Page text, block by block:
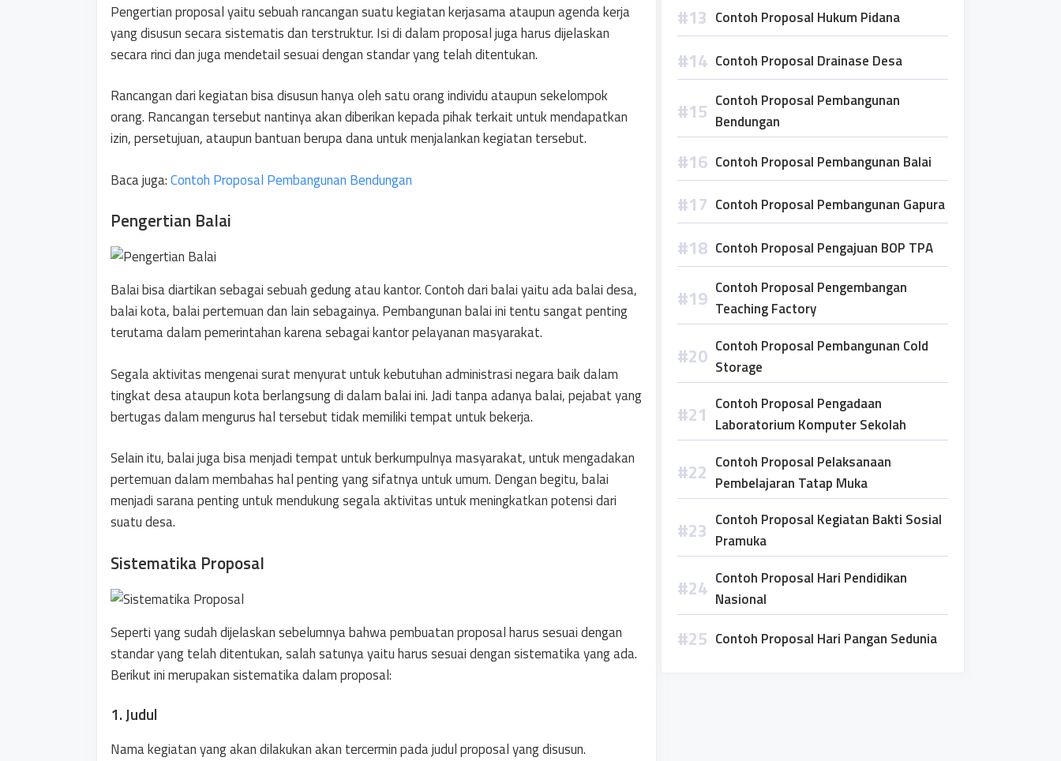
Pengertian proposal yaitu sebuah rancangan suatu kegiatan kerjasama ataupun agenda kerja
yang disusun secara sistematis dan terstruktur. Isi di dalam proposal juga harus dijelaskan
secara rinci dan juga mendetail sesuai dengan standar yang telah ditentukan.
Rancangan dari kegiatan bisa disusun hanya oleh satu orang individu ataupun sekelompok
orang. Rancangan tersebut nantinya akan diberikan kepada pihak terkait untuk mendapatkan
izin, persetujuan, ataupun bantuan berupa dana untuk menjalankan kegiatan tersebut.
Baca juga:Contoh Proposal Pembangunan Bendungan
Pengertian Balai
Balai bisa diartikan sebagai sebuah gedung atau kantor. Contoh dari balai yaitu ada balai desa,
balai kota, balai pertemuan dan lain sebagainya. Pembangunan balai ini tentu sangat penting
terutama dalam pemerintahan karena sebagai kantor pelayanan masyarakat.
Segala aktivitas mengenai surat menyurat untuk kebutuhan administrasi negara baik dalam
tingkat desa ataupun kota berlangsung di dalam balai ini. Jadi tanpa adanya balai, pejabat yang
bertugas dalam mengurus hal tersebut tidak memiliki tempat untuk bekerja.
Selain itu, balai juga bisa menjadi tempat untuk berkumpulnya masyarakat, untuk mengadakan
pertemuan dalam membahas hal penting yang sifatnya untuk umum. Dengan begitu, balai
menjadi sarana penting untuk mendukung segala aktivitas untuk meningkatkan potensi dari
suatu desa.
Sistematika Proposal
Seperti yang sudah dijelaskan sebelumnya bahwa pembuatan proposal harus sesuai dengan
standar yang telah ditentukan, salah satunya yaitu harus sesuai dengan sistematika yang ada.
Berikut ini merupakan sistematika dalam proposal:
1. Judul
Nama kegiatan yang akan dilakukan akan tercermin pada judul proposal yang disusun.
Contoh Proposal Hukum Pidana
Contoh Proposal Drainase Desa
Contoh Proposal Pembangunan
Bendungan
Contoh Proposal Pembangunan Balai
Contoh Proposal Pembangunan Gapura
Contoh Proposal Pengajuan BOP TPA
Contoh Proposal Pengembangan
Teaching Factory
Contoh Proposal Pembangunan Cold
Storage
Contoh Proposal Pengadaan
Laboratorium Komputer Sekolah
Contoh Proposal Pelaksanaan
Pembelajaran Tatap Muka
Contoh Proposal Kegiatan Bakti Sosial
Pramuka
Contoh Proposal Hari Pendidikan
Nasional
Contoh Proposal Hari Pangan Sedunia